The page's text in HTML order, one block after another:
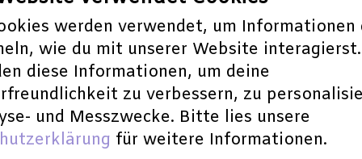
werden verwendet, um Informationen
wie du mit unserer Website
diese Informationen, um deine
zu verbessern, zu
und Messzwecke. Bitte lies unsere
für weitere Informationen.